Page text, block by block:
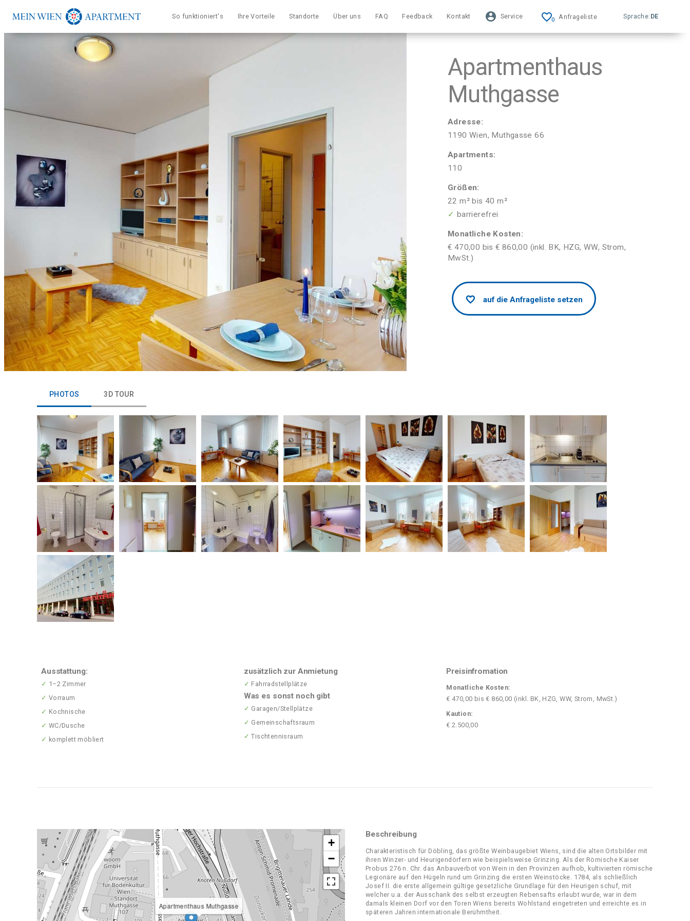
zum
So funktioniert's Ihre Vorteile Standorte Über uns FAQ Feedback Kontakt Service favorite_border0 Anfrageliste Sprache: DE
Apartmenthaus
Muthgasse
Adresse:
1190 Wien, Muthgasse 66
Apartments:
110
Größen:
22 m² bis 40 m²
✓ barrierefrei
Monatliche Kosten:
€ 470,00 bis € 860,00 (inkl. BK, HZG, WW, Strom,
MwSt.)
auf die Anfrageliste setzen
PHOTOS 3D TOUR
Ausstattung:
✓ 1–2 Zimmer
✓ Vorraum
✓ Kochnische
✓ WC/Dusche
✓ komplett möbliert
zusätzlich zur Anmietung
✓ Fahrradstellplätze
Was es sonst noch gibt
✓ Garagen/Stellplätze
✓ Gemeinschaftsraum
✓Tischtennisraum
Preisinfromation
Monatliche Kosten:
€ 470,00 bis € 860,00 (inkl. BK, HZG, WW, Strom, MwSt.)
Kaution:
€ 2.500,00
Apartmenthaus Muthgasse
+
−
Beschreibung
Charakteristisch für Döbling, das größte Weinbaugebiet Wiens, sind die alten Ortsbilder mit
ihren Winzer- und Heurigendörfern wie beispielsweise Grinzing. Als der Römische Kaiser
Probus 276 n. Chr. das Anbauverbot von Wein in den Provinzen aufhob, kultivierten römische
Legionäre auf den Hügeln rund um Grinzing die ersten Weinstöcke. 1784, als schließlich
Josef II. die erste allgemein gültige gesetzliche Grundlage für den Heurigen schuf, mit
welcher u.a. der Ausschank des selbst erzeugten Rebensafts erlaubt wurde, war in dem
damals kleinen Dorf vor den Toren Wiens bereits Wohlstand eingetreten und erreichte es in
späteren Jahren internationale Berühmtheit.